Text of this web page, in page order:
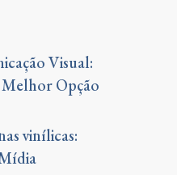
Visual:
Opção
vinílicas: